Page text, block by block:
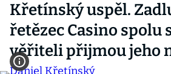
Křetínský uspěl.
řetězec Casino spolu
věřiteli přijmou jeho